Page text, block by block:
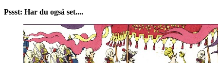
Pssst: Har du også set....